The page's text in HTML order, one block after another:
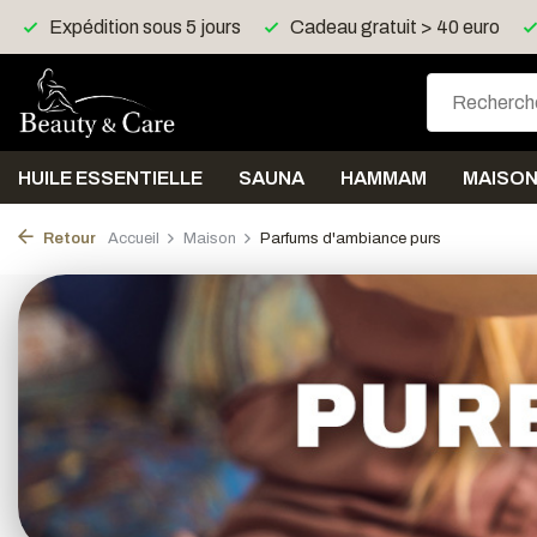
Cadeau gratuit > 40 euro Livraison gratuite > 150
HUILE ESSENTIELLE SAUNA HAMMAM MAISON
Retour Accueil Maison Parfums d'ambiance purs